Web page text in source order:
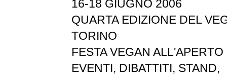
16-18 GIUGNO 2006
QUARTA EDIZIONE DEL
TORINO
FESTA VEGAN
EVENTI, DIBATTITI, STAND,